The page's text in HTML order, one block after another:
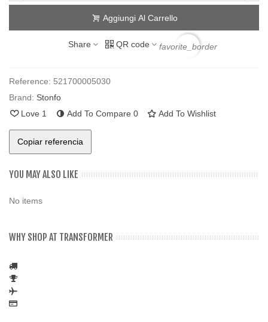
Aggiungi Al Carrello
Share QR code favorite_border
Reference: 521700005030
Brand: Stonfo
Love 1 Add To Compare 0 Add To Wishlist
Copiar referencia
YOU MAY ALSO LIKE
No items
WHY SHOP AT TRANSFORMER